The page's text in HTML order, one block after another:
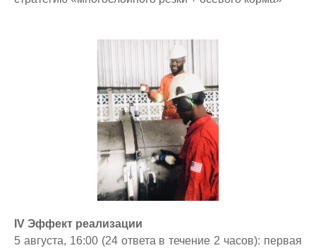
IV Эффект реализации
5 августа, 16:00 (24 ответа в течение 2 часов): первая